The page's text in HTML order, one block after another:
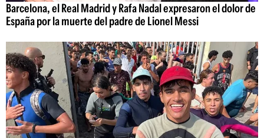
Barcelona, el Real Madrid y Rafa Nadal expresaron el dolor de
España por la muerte del padre de Lionel Messi